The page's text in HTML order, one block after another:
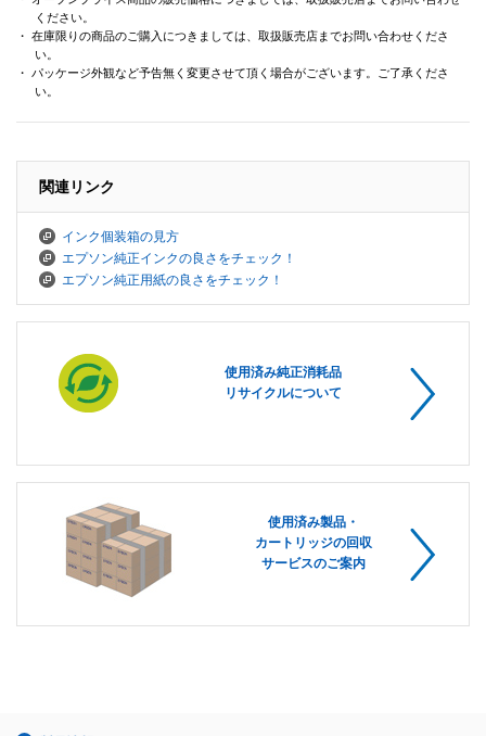
ください。
・ 在庫限りの商品のご購入につきましては、取扱販売店までお問い合わせくださ
い。
・ パッケージ外観など予告無く変更させて頂く場合がございます。ご了承くださ
い。
関連リンク
インク個装箱の見方
エプソン純正インクの良さをチェック！
エプソン純正用紙の良さをチェック！
使用済み純正消耗品
リサイクルについて
使用済み製品・
カートリッジの回収
サービスのご案内